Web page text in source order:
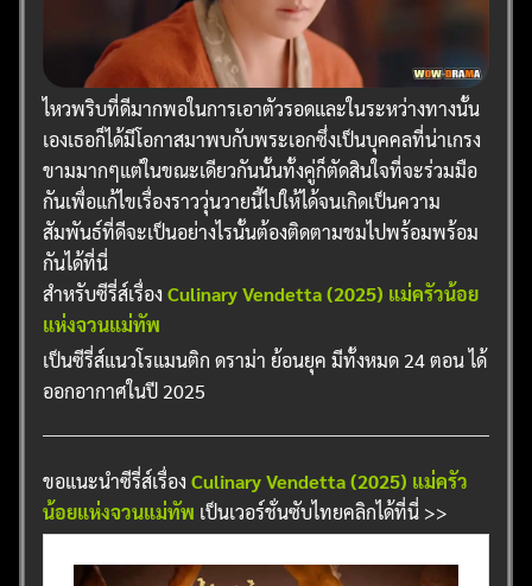
ไหวพริบที่ดีมากพอในการเอาตัวรอดและในระหว่างทางนั้น
เองเธอก็ได้มีโอกาสมาพบกับพระเอกซึ่งเป็นบุคคลที่น่าเกรง
ขามมากๆแต่ในขณะเดียวกันนั้นทั้งคู่ก็ตัดสินใจที่จะร่วมมือ
กันเพื่อแก้ไขเรื่องราววุ่นวายนี้ไปให้ได้จนเกิดเป็นความ
สัมพันธ์ที่ดีจะเป็นอย่างไรนั้นต้องติดตามชมไปพร้อมพร้อม
กันได้ที่นี่
สำหรับซีรี่ส์เรื่องCulinary Vendetta (2025) แม่ครัวน้อย
แห่งจวนแม่ทัพ
เป็นซีรี่ส์แนวโรแมนติก ดราม่า ย้อนยุค มีทั้งหมด 24 ตอน ได้
ออกอากาศในปี 2025
ขอแนะนำซีรี่ส์เรื่องCulinary Vendetta (2025) แม่ครัว
น้อยแห่งจวนแม่ทัพ เป็นเวอร์ชั่นซับไทยคลิกได้ที่นี่ >>